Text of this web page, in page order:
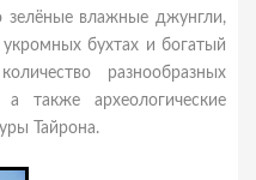
зелёные влажные джунгли,
бухтах и богатый
разнообразных
также археологические
Тайрона.